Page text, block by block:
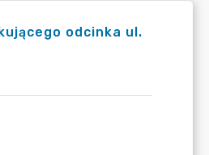
odcinka ul.